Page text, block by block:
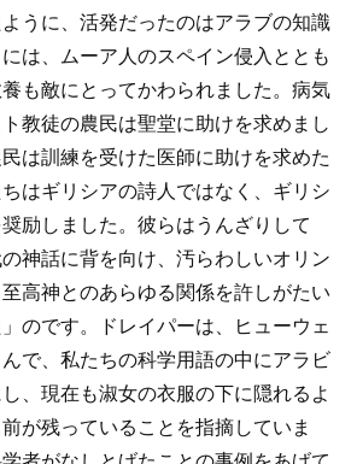
うに、活発だったのはアラブの知識
は、ムーア人のスペイン侵入ととも
も敵にとってかわられました。病気
教徒の農民は聖堂に助けを求めまし
は訓練を受けた医師に助けを求めた
はギリシアの詩人ではなく、ギリシ
励しました。彼らはうんざりして
の神話に背を向け、汚らわしいオリン
高神とのあらゆる関係を許しがたい
のです。ドレイパーは、ヒューウェ
で、私たちの科学用語の中にアラビ
、現在も淑女の衣服の下に隠れるよ
が残っていることを指摘していま